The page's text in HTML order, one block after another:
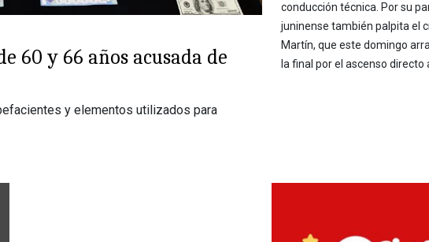
60 y 66 años acusada de
y elementos utilizados para
conducción técnica. Por su
juninense también palpita el
Martín, que este domingo
la final por el ascenso directo